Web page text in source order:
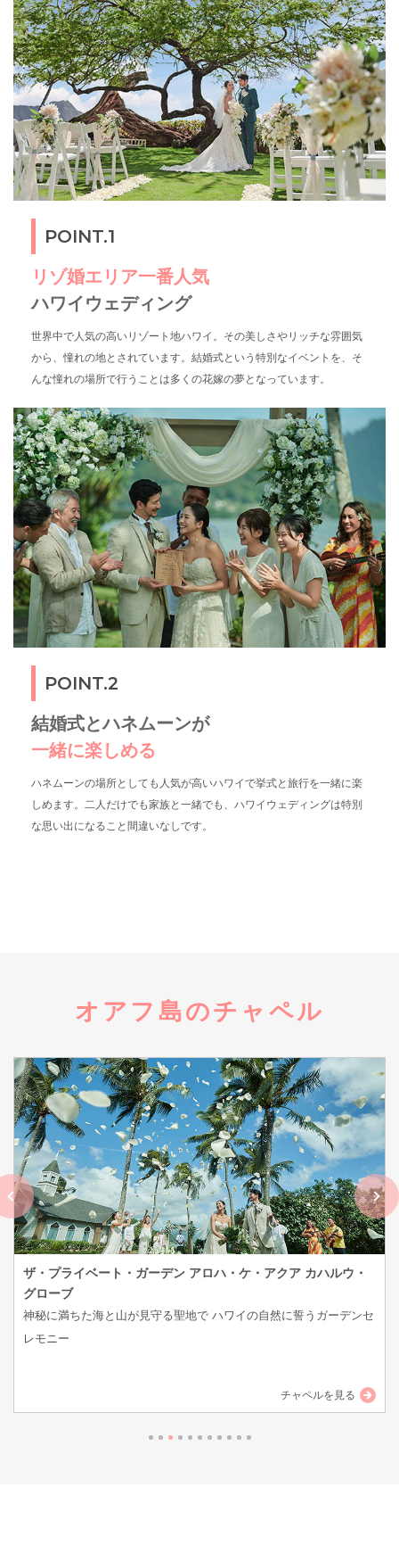
POINT.1
リゾ婚エリア一番人気
ハワイウェディング
世界中で人気の高いリゾート地ハワイ。その美しさやリッチな雰囲気
から、憧れの地とされています。結婚式という特別なイベントを、そ
んな憧れの場所で行うことは多くの花嫁の夢となっています。
POINT.2
結婚式とハネムーンが
一緒に楽しめる
ハネムーンの場所としても人気が高いハワイで挙式と旅行を一緒に楽
しめます。二人だけでも家族と一緒でも、ハワイウェディングは特別
な思い出になること間違いなしです。
オアフ島のチャペル
セント・ピータース・エピスコパル教会
最高級のコアの木で作られた気品あふれる装飾品 ゴシック様式の外
観、ステンドグラスを有する教会
チャペルを見る